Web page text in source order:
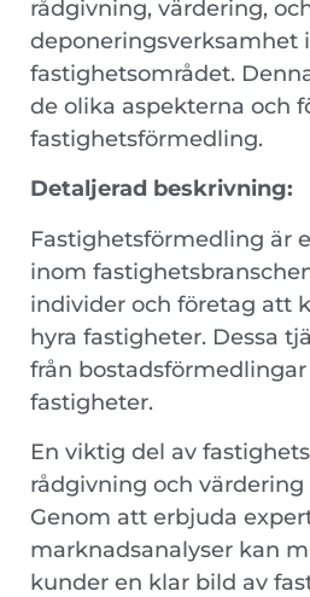
rådgivning, värdering,
deponeringsverksamhet
fastighetsområdet.
de olika aspekterna och
fastighetsförmedling.
Detaljerad beskrivning:
Fastighetsförmedling är
inom
individer och företag att
hyra fastigheter. Dessa
från
fastigheter.
En viktig del av
rådgivning och
Genom att erbjuda
marknadsanalyser kan
kunder en klar bild av